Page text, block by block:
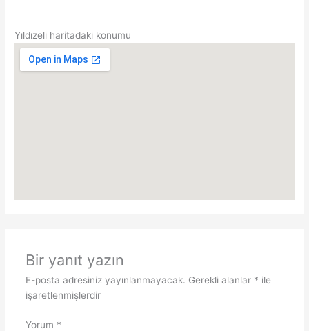
Yıldızeli haritadaki konumu
Bir yanıt yazın
E-posta adresiniz yayınlanmayacak. Gerekli alanlar * ile
işaretlenmişlerdir
Yorum *